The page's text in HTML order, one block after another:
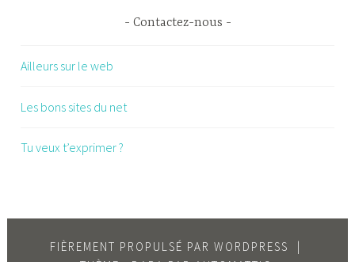
Contactez-nous
Ailleurs sur le web
Les bons sites du net
Tu veux t’exprimer ?
FIÈREMENT PROPULSÉ PAR WORDPRESS